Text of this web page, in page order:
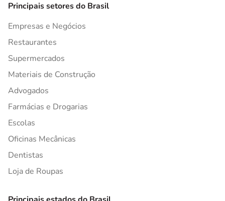
Principais setores do Brasil
Empresas e Negócios
Restaurantes
Supermercados
Materiais de Construção
Advogados
Farmácias e Drogarias
Escolas
Oficinas Mecânicas
Dentistas
Loja de Roupas